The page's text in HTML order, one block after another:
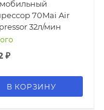
70Mai Air
32л/мин
₽
В КОРЗИНУ